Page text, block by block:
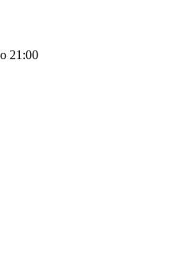
21:00